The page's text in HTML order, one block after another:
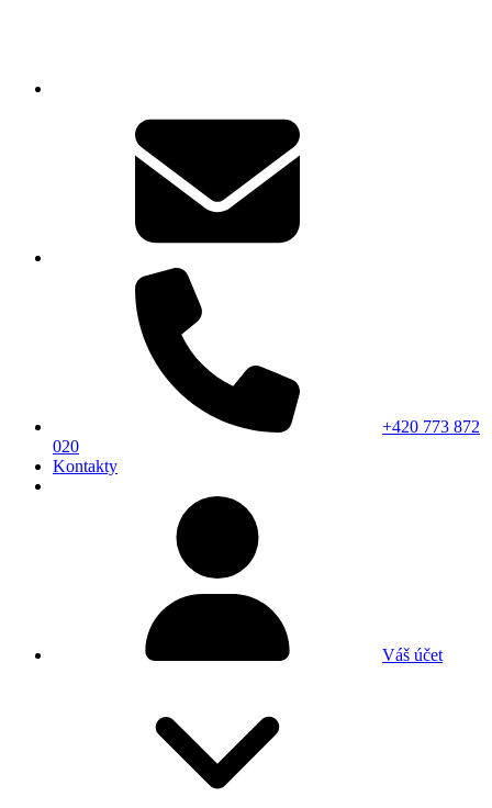
+420 773 872
020
Kontakty
Váš účet